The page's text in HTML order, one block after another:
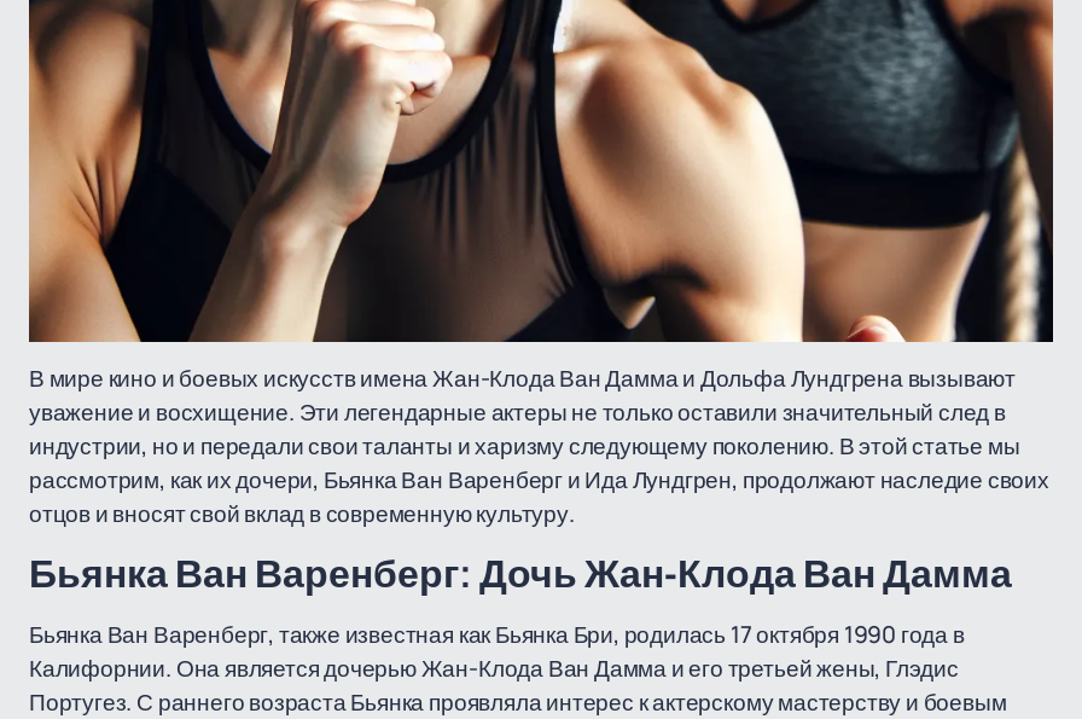
В мире кино и боевых искусств имена Жан-Клода Ван Дамма и Дольфа Лундгрена вызывают
уважение и восхищение. Эти легендарные актеры не только оставили значительный след в
индустрии, но и передали свои таланты и харизму следующему поколению. В этой статье мы
рассмотрим, как их дочери, Бьянка Ван Варенберг и Ида Лундгрен, продолжают наследие своих
отцов и вносят свой вклад в современную культуру.
Бьянка Ван Варенберг: Дочь Жан-Клода Ван Дамма
Бьянка Ван Варенберг, также известная как Бьянка Бри, родилась 17 октября 1990 года в
Калифорнии. Она является дочерью Жан-Клода Ван Дамма и его третьей жены, Глэдис
Португез. С раннего возраста Бьянка проявляла интерес к актерскому мастерству и боевым